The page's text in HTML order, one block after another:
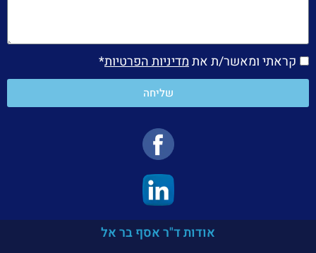
קראתי ומאשר/ת אתמדיניות הפרטיות*
שליחה
אודות ד"ר אסף בר אל